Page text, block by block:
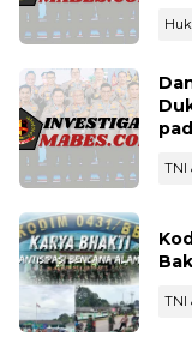
TNI
TNI